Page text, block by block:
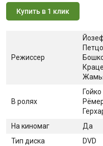
Купить в 1 клик
Режиссер
В ролях
На киномаг
Да
Тип диска
DVD